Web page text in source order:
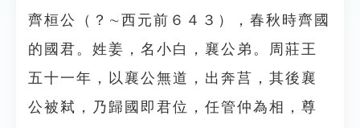
齊桓公（？∼西元前６４３），春秋時齊國
的國君。姓姜，名小白，襄公弟。周莊王
五十一年，以襄公無道，出奔莒，其後襄
公被弒，乃歸國即君位，任管仲為相，尊